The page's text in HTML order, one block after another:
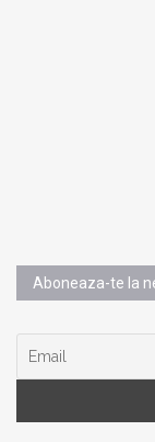
Aboneaza-te la